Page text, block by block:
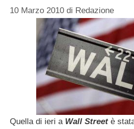
10 Marzo 2010 di Redazione
Quella di ieri a Wall Streetè